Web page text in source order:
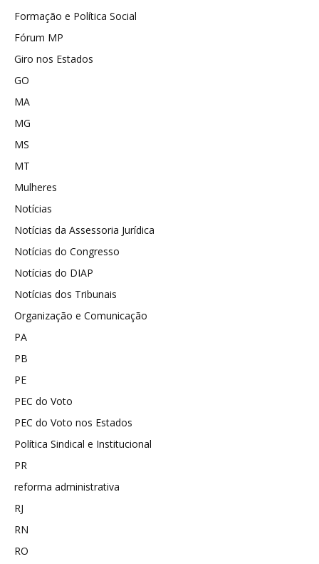
Formação e Política Social
Fórum MP
Giro nos Estados
GO
MA
MG
MS
MT
Mulheres
Notícias
Notícias da Assessoria Jurídica
Notícias do Congresso
Notícias do DIAP
Notícias dos Tribunais
Organização e Comunicação
PA
PB
PE
PEC do Voto
PEC do Voto nos Estados
Política Sindical e Institucional
PR
reforma administrativa
RJ
RN
RO